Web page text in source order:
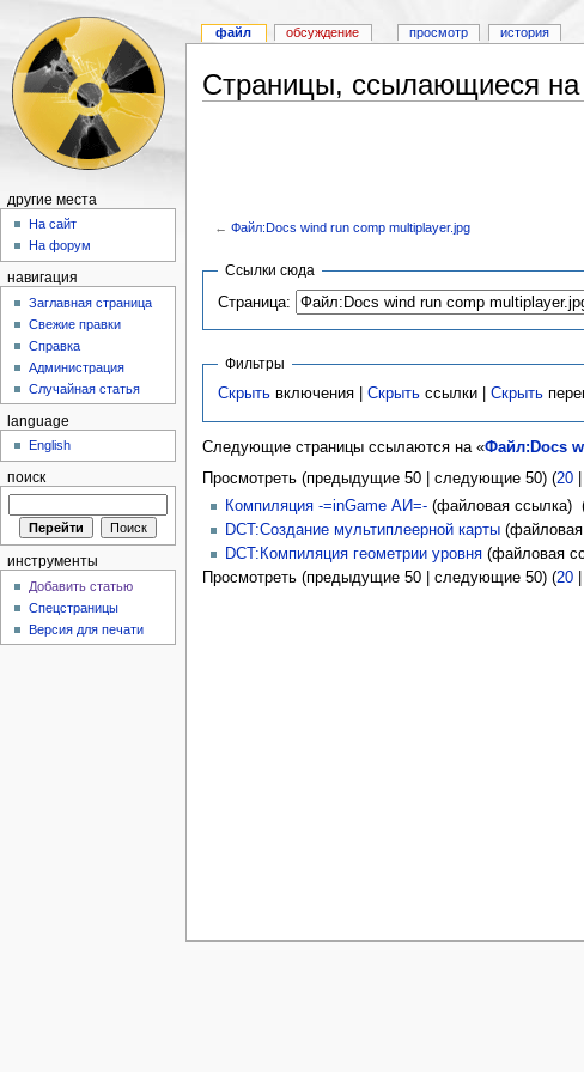
Страницы, ссылающиеся на
←Файл:Docs wind run comp multiplayer.jpg
Ссылки сюда
Страница:
Фильтры
Скрыть включения |Скрыть ссылки |Скрыть
Следующие страницы ссылаются на «Файл:Docs
Просмотреть (предыдущие 50 | следующие 50) (20|
Компиляция -=inGame АИ=-(файловая ссылка) ‎
DCT:Создание мультиплеерной карты(файловая
DCT:Компиляция геометрии уровня(файловая
Просмотреть (предыдущие 50 | следующие 50) (20|
файл обсуждение просмотр история
другие места
На сайт
На форум
навигация
Заглавная страница
Свежие правки
Справка
Администрация
Случайная статья
language
English
поиск
инструменты
Добавить статью
Спецстраницы
Версия для печати